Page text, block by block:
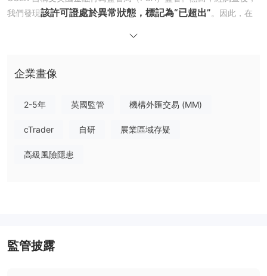
我們發現該許可證處於異常狀態，標記為“已超出”。因此，在
GCEX 提供多種可交易的工具，包括
幣，還可以交易指數，如Dax 30指數、S&P 500指數
在考慮交易平台時，GCEX只提供Lite，看起來GCEX只提供
企業畫像
2-5年 英國監管 機構外匯交易 (MM)
cTrader 自研 展業區域存疑
高級風險隱患
監管披露